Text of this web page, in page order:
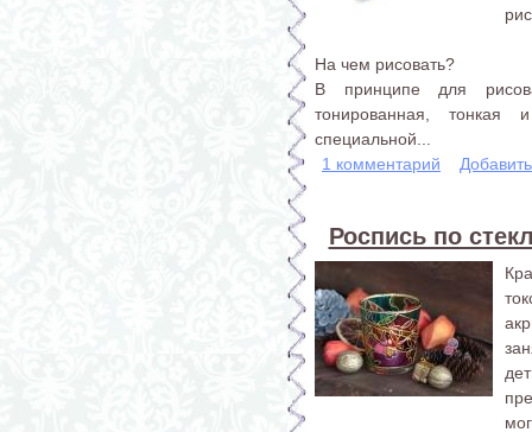
На чем рисовать?
В принципе для
тонированная,
специальной...
1 комментарий
Роспись по